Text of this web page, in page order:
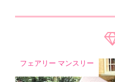
フェアリー マンスリー